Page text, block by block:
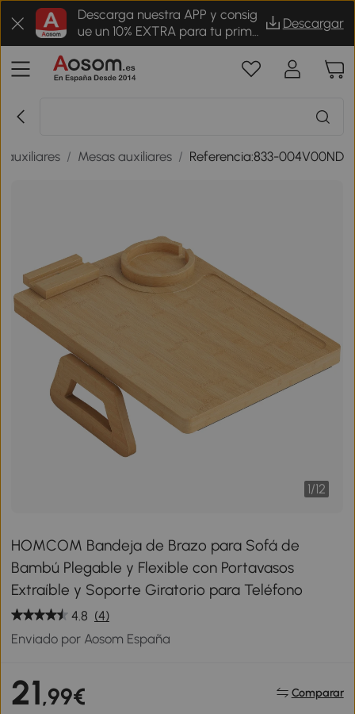
Descarga nuestra APP y consig
ue un 10% EXTRA para tu prime
r pedido
Descargar
auxiliares / Mesas auxiliares / Referencia:833-004V00ND
1/12
HOMCOM Bandeja de Brazo para Sofá de
Bambú Plegable y Flexible con Portavasos
Extraíble y Soporte Giratorio para Teléfono
4.8 (4)
Enviado por Aosom España
21,99€ Comparar